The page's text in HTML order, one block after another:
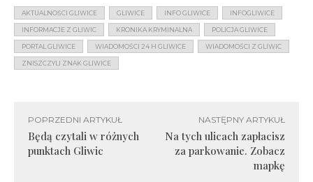
AKTUALNOŚCI GLIWICE GLIWICE INFO GLIWICE INFOGLIWICE
INFORMACJE Z GLIWIC KRONIKA KRYMINALNA POLICJA GLIWICE
PORTAL GLIWICE WIADOMOŚCI 24 H GLIWICE WIADOMOŚCI Z GLIWIC
ZNISZCZYLI ZNAK GLIWICE
POPRZEDNI ARTYKUŁ
Będą czytali w różnych
punktach Gliwic
NASTĘPNY ARTYKUŁ
Na tych ulicach zapłacisz
za parkowanie. Zobacz
mapkę